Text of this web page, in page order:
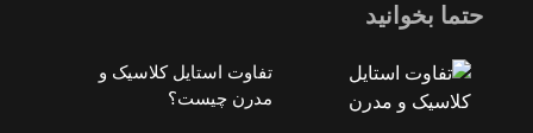
حتما بخوانید
تفاوت استایل کلاسیک و
مدرن چیست؟